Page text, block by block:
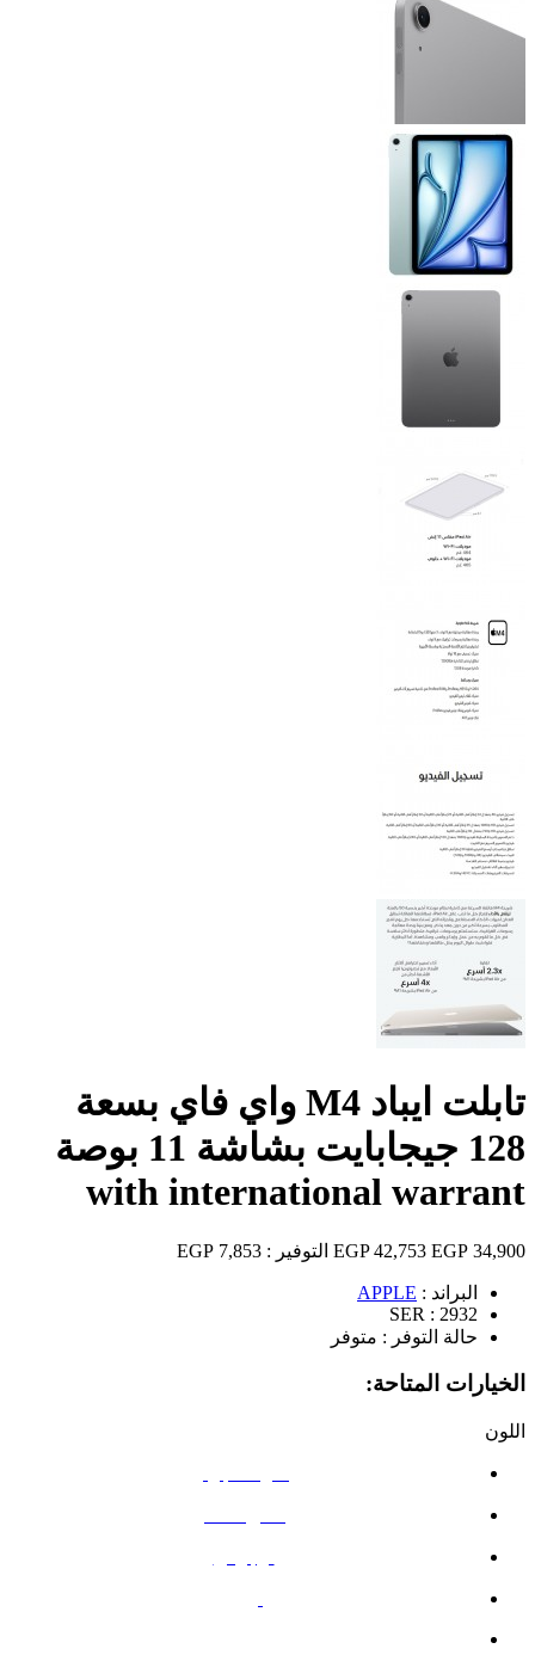
تابلت ايباد M4 واي فاي بسعة
128 جيجابايت بشاشة 11 بوصة
with international warrant
34,900 EGP
42,753 EGP التوفير : 7,853 EGP
البراند : APPLE
SER : 2932
حالة التوفر : متوفر
الخيارات المتاحة:
اللون